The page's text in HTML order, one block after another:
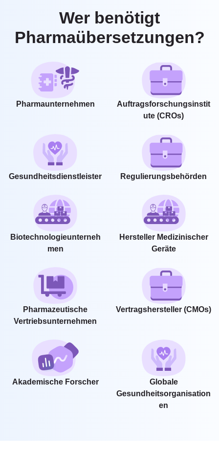
Wer benötigt
Pharmaübersetzungen?
Pharmaunternehmen
Auftragsforschungsinstit
Ute (CROs)
Gesundheitsdienstleister Regulierungsbehörden
Biotechnologieunterneh
Men
Hersteller Medizinischer
Geräte
Pharmazeutische
Vertriebsunternehmen
Vertragshersteller (CMOs)
Akademische Forscher
Globale
Gesundheitsorganisation
En